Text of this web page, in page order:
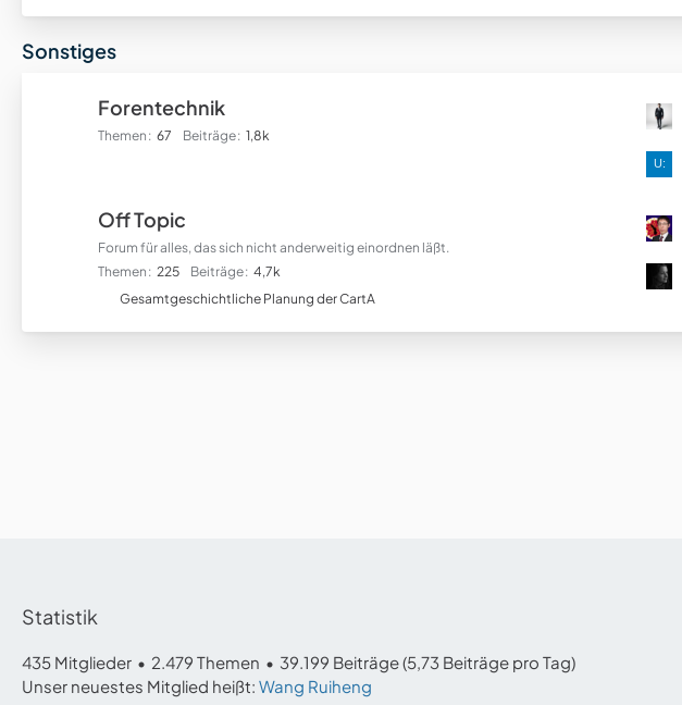
r
e
e
ä
e
e
f
o
Sonstiges
Forentechnik
Themen 67 Beiträge 1,8k
L
e
t
z
e
Off Topic
Forum für alles, das sich nicht anderweitig einordnen läßt.
Themen
225 Beiträge 4,7k
L
e
t
z
e
Gesamtgeschichtliche Planung der CartA
Statistik
435 Mitglieder 2.479 Themen
39.199 Beiträge (5,73 Beiträge pro Tag)
Unser neuestes Mitglied heißt: Wang Ruiheng